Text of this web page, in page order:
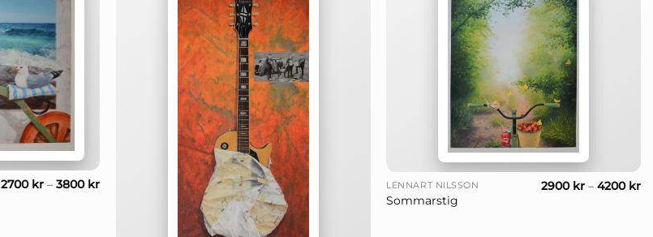
2700 kr –3800 kr LENNART NILSSON
Sommarstig
2900 kr –4200 kr